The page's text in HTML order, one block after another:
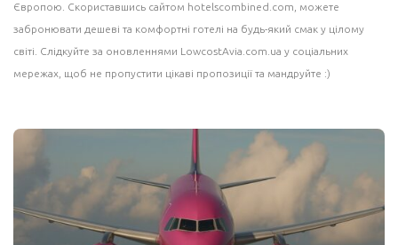
Європою. Скориставшись сайтом hotelscombined.com , можете
забронювати дешеві та комфортні готелі на будь-який смак у цілому
світі. Слідкуйте за оновленнями LowcostAvia.com.ua у соціальних
мережах, щоб не пропустити цікаві пропозиції та мандруйте :)